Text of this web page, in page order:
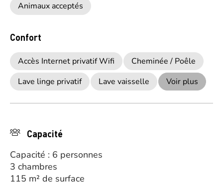
Animaux acceptés
Confort
Accès Internet privatif Wifi
Cheminée / Poêle
Lave linge privatif
Lave vaisselle Voir plus
Capacité
Capacité : 6 personnes
3 chambres
115 m² de surface